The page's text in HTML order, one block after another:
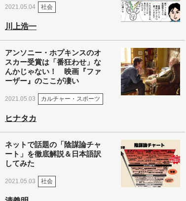
2021.05.04 社会
川上浩一
アンソニー・ホプキンスのオ
スカー受賞は「番狂わせ」な
んかじゃない！ 映画『ファ
ーザー』のここが凄い
2021.05.03 カルチャー・スポーツ
ヒナタカ
ネットで話題の「陰謀論チャ
ート」を徹底解説＆日本語訳
してみた
2021.05.03 社会